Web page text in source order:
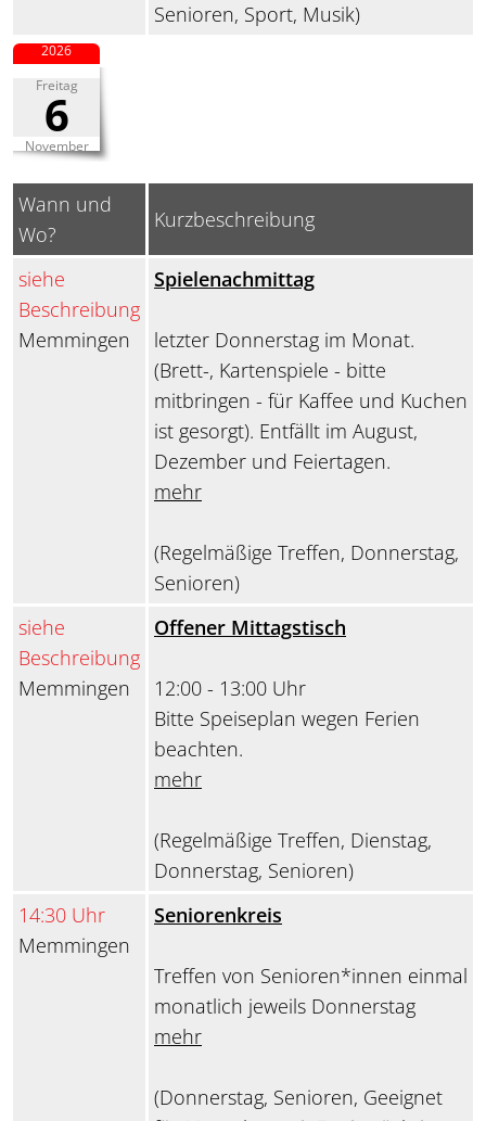
Senioren, Sport, Musik)
Freitag
6
November
2026
Wann und
Wo?
Kurzbeschreibung
siehe
Beschreibung
Memmingen
Spielenachmittag
letzter Donnerstag im Monat.
(Brett-, Kartenspiele - bitte
mitbringen - für Kaffee und Kuchen
ist gesorgt). Entfällt im August,
Dezember und Feiertagen.
mehr
(Regelmäßige Treffen, Donnerstag,
Senioren)
siehe
Beschreibung
Memmingen
Offener Mittagstisch
12:00 - 13:00 Uhr
Bitte Speiseplan wegen Ferien
beachten.
mehr
(Regelmäßige Treffen, Dienstag,
Donnerstag, Senioren)
14:30 Uhr
Memmingen
Seniorenkreis
Treffen von Senioren*innen einmal
monatlich jeweils Donnerstag
mehr
(Donnerstag, Senioren, Geeignet